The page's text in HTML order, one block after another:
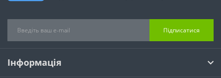
Підписатися
Інформація